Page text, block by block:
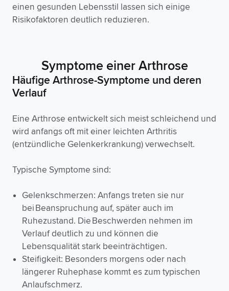
einen gesunden Lebensstil lassen sich einige
Risikofaktoren deutlich reduzieren.
Symptome einer Arthrose
Häufige Arthrose-Symptome und deren
Verlauf
Eine Arthrose entwickelt sich meist schleichend und
wird anfangs oft mit einer leichten Arthritis
(entzündliche Gelenkerkrankung) verwechselt.
Typische Symptome sind:
Gelenkschmerzen: Anfangs treten sie nur
bei Beanspruchung auf, später auch im
Ruhezustand. Die Beschwerden nehmen im
Verlauf deutlich zu und können die
Lebensqualität stark beeinträchtigen.
Steifigkeit: Besonders morgens oder nach
längerer Ruhephase kommt es zum typischen
Anlaufschmerz.